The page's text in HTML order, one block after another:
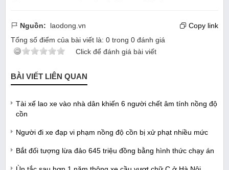
Nguồn: laodong.vn
Copy link
Tổng số điểm của bài viết là: 0 trong 0 đánh giá
Click để đánh giá bài viết
BÀI VIẾT LIÊN QUAN
Tài xế lao xe vào nhà dân khiến 6 người chết âm tính nồng độ
cồn
Người đi xe đạp vi phạm nồng độ cồn bị xử phạt nhiều mức
Bắt đối tượng lừa đảo 645 triệu đồng bằng hình thức chạy án